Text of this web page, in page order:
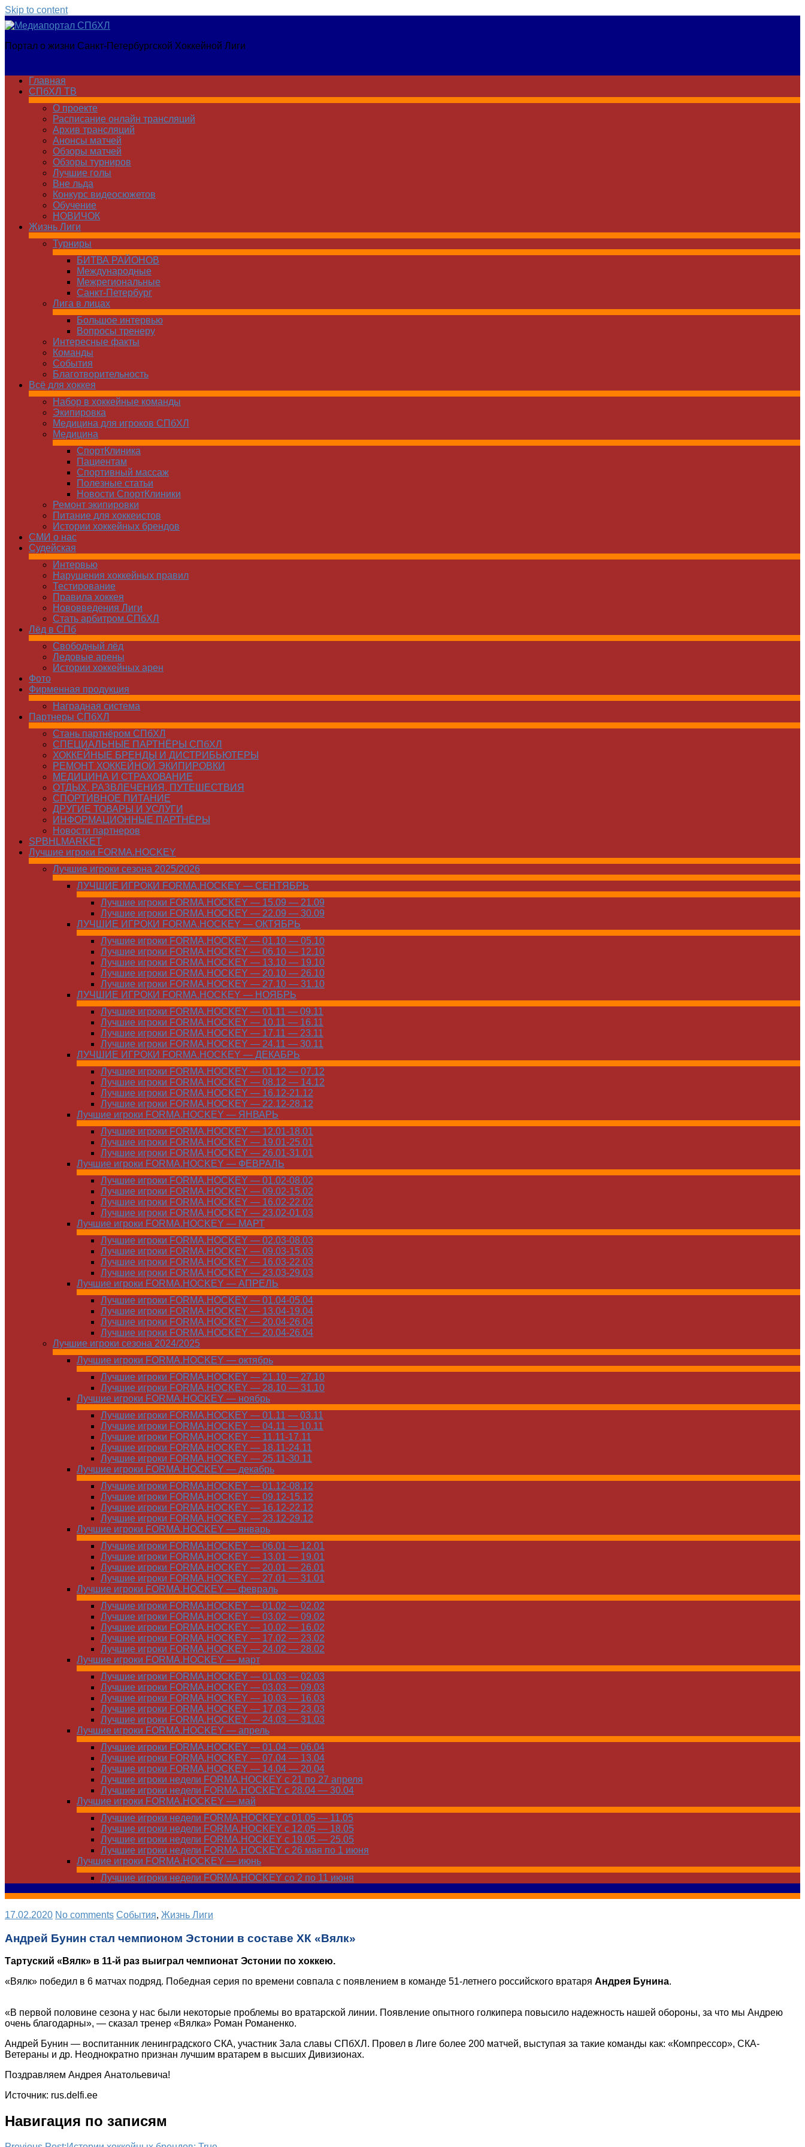
Skip to content
Медиапортал
Портал о жизни Санкт-Петербургской Хоккейной Лиги
Главная
СПбХЛ ТВ
О проекте
Расписание онлайн трансляций
Архив трансляций
Анонсы матчей
Обзоры матчей
Обзоры турниров
Лучшие голы
Вне льда
Конкурс видеосюжетов
Обучение
НОВИЧОК
Жизнь Лиги
Турниры
БИТВА РАЙОНОВ
Международные
Межрегиональные
Санкт-Петербург
Лига в лицах
Большое интервью
Вопросы тренеру
Интересные факты
Команды
Cобытия
Благотворительность
Всё для хоккея
Набор в хоккейные команды
Экипировка
Медицина для игроков СПбХЛ
Медицина
СпортКлиника
Пациентам
Спортивный массаж
Полезные статьи
Новости СпортКлиники
Ремонт экипировки
Питание для хоккеистов
Истории хоккейных брендов
СМИ о нас
Судейская
Интервью
Нарушения хоккейных правил
Тестирование
Правила хоккея
Нововведения Лиги
Стать арбитром СПбХЛ
Лёд в СПб
Свободный лёд
Ледовые арены
Истории хоккейных арен
Фото
Фирменная продукция
Наградная система
Партнеры СПбХЛ
Стань партнёром СПбХЛ
СПЕЦИАЛЬНЫЕ ПАРТНЁРЫ СПбХЛ
ХОККЕЙНЫЕ БРЕНДЫ И ДИСТРИБЬЮТЕРЫ
РЕМОНТ ХОККЕЙНОЙ ЭКИПИРОВКИ
МЕДИЦИНА И СТРАХОВАНИЕ
ОТДЫХ, РАЗВЛЕЧЕНИЯ, ПУТЕШЕСТВИЯ
СПОРТИВНОЕ ПИТАНИЕ
ДРУГИЕ ТОВАРЫ И УСЛУГИ
ИНФОРМАЦИОННЫЕ ПАРТНЁРЫ
Новости партнеров
SPBHLMARKET
Лучшие игроки FORMA.HOCKEY
Лучшие игроки сезона 2025/2026
ЛУЧШИЕ ИГРОКИ FORMA.HOCKEY — СЕНТЯБРЬ
Лучшие игроки FORMA.HOCKEY — 15.09 — 21.09
Лучшие игроки FORMA.HOCKEY — 22.09 — 30.09
ЛУЧШИЕ ИГРОКИ FORMA.HOCKEY — ОКТЯБРЬ
Лучшие игроки FORMA.HOCKEY — 01.10 — 05.10
Лучшие игроки FORMA.HOCKEY — 06.10 — 12.10
Лучшие игроки FORMA.HOCKEY — 13.10 — 19.10
Лучшие игроки FORMA.HOCKEY — 20.10 — 26.10
Лучшие игроки FORMA.HOCKEY — 27.10 — 31.10
ЛУЧШИЕ ИГРОКИ FORMA.HOCKEY — НОЯБРЬ
Лучшие игроки FORMA.HOCKEY — 01.11 — 09.11
Лучшие игроки FORMA.HOCKEY — 10.11 — 16.11
Лучшие игроки FORMA.HOCKEY — 17.11 — 23.11
Лучшие игроки FORMA.HOCKEY — 24.11 — 30.11
ЛУЧШИЕ ИГРОКИ FORMA.HOCKEY — ДЕКАБРЬ
Лучшие игроки FORMA.HOCKEY — 01.12 — 07.12
Лучшие игроки FORMA.HOCKEY — 08.12 — 14.12
Лучшие игроки FORMA.HOCKEY — 16.12-21.12
Лучшие игроки FORMA.HOCKEY — 22.12-28.12
Лучшие игроки FORMA.HOCKEY — ЯНВАРЬ
Лучшие игроки FORMA.HOCKEY — 12.01-18.01
Лучшие игроки FORMA.HOCKEY — 19.01-25.01
Лучшие игроки FORMA.HOCKEY — 26.01-31.01
Лучшие игроки FORMA.HOCKEY — ФЕВРАЛЬ
Лучшие игроки FORMA.HOCKEY — 01.02-08.02
Лучшие игроки FORMA.HOCKEY — 09.02-15.02
Лучшие игроки FORMA.HOCKEY — 16.02-22.02
Лучшие игроки FORMA.HOCKEY — 23.02-01.03
Лучшие игроки FORMA.HOCKEY — МАРТ
Лучшие игроки FORMA.HOCKEY — 02.03-08.03
Лучшие игроки FORMA.HOCKEY — 09.03-15.03
Лучшие игроки FORMA.HOCKEY — 16.03-22.03
Лучшие игроки FORMA.HOCKEY — 23.03-29.03
Лучшие игроки FORMA.HOCKEY — АПРЕЛЬ
Лучшие игроки FORMA.HOCKEY — 01.04-05.04
Лучшие игроки FORMA.HOCKEY — 13.04-19.04
Лучшие игроки FORMA.HOCKEY — 20.04-26.04
Лучшие игроки FORMA.HOCKEY — 20.04-26.04
Лучшие игроки сезона 2024/2025
Лучшие игроки FORMA.HOCKEY — октябрь
Лучшие игроки FORMA.HOCKEY — 21.10 — 27.10
Лучшие игроки FORMA.HOCKEY — 28.10 — 31.10
Лучшие игроки FORMA.HOCKEY — ноябрь
Лучшие игроки FORMA.HOCKEY — 01.11 — 03.11
Лучшие игроки FORMA.HOCKEY — 04.11 — 10.11
Лучшие игроки FORMA.HOCKEY — 11.11-17.11
Лучшие игроки FORMA.HOCKEY — 18.11-24.11
Лучшие игроки FORMA.HOCKEY — 25.11-30.11
Лучшие игроки FORMA.HOCKEY — декабрь
Лучшие игроки FORMA.HOCKEY — 01.12-08.12
Лучшие игроки FORMA.HOCKEY — 09.12-15.12
Лучшие игроки FORMA.HOCKEY — 16.12-22.12
Лучшие игроки FORMA.HOCKEY — 23.12-29.12
Лучшие игроки FORMA.HOCKEY — январь
Лучшие игроки FORMA.HOCKEY — 06.01 — 12.01
Лучшие игроки FORMA.HOCKEY — 13.01 — 19.01
Лучшие игроки FORMA.HOCKEY — 20.01 — 26.01
Лучшие игроки FORMA.HOCKEY — 27.01 — 31.01
Лучшие игроки FORMA.HOCKEY — февраль
Лучшие игроки FORMA.HOCKEY — 01.02 — 02.02
Лучшие игроки FORMA.HOCKEY — 03.02 — 09.02
Лучшие игроки FORMA.HOCKEY — 10.02 — 16.02
Лучшие игроки FORMA.HOCKEY — 17.02 — 23.02
Лучшие игроки FORMA.HOCKEY — 24.02 — 28.02
Лучшие игроки FORMA.HOCKEY — март
Лучшие игроки FORMA.HOCKEY — 01.03 — 02.03
Лучшие игроки FORMA.HOCKEY — 03.03 — 09.03
Лучшие игроки FORMA.HOCKEY — 10.03 — 16.03
Лучшие игроки FORMA.HOCKEY — 17.03 — 23.03
Лучшие игроки FORMA.HOCKEY — 24.03 — 31.03
Лучшие игроки FORMA.HOCKEY — апрель
Лучшие игроки FORMA.HOCKEY — 01.04 — 06.04
Лучшие игроки FORMA.HOCKEY — 07.04 — 13.04
Лучшие игроки FORMA.HOCKEY — 14.04 — 20.04
Лучшие игроки недели FORMA.HOCKEY с 21 по 27 апреля
Лучшие игроки недели FORMA.HOCKEY с 28.04 — 30.04
Лучшие игроки FORMA.HOCKEY — май
Лучшие игроки недели FORMA.HOCKEY с 01.05 — 11.05
Лучшие игроки недели FORMA.HOCKEY с 12.05 — 18.05
Лучшие игроки недели FORMA.HOCKEY с 19.05 — 25.05
Лучшие игроки недели FORMA.HOCKEY с 26 мая по 1 июня
Лучшие игроки FORMA.HOCKEY — июнь
Лучшие игроки недели FORMA.HOCKEY со 2 по 11 июня
17.02.2020 No comments Cобытия, Жизнь Лиги
Андрей Бунин стал чемпионом Эстонии в составе ХК «Вялк»
Тартуский «Вялк» в 11-й раз выиграл чемпионат Эстонии по хоккею.
«Вялк» победил в 6 матчах подряд. Победная серия по времени совпала с появлением в команде 51-летнего российского вратаря Андрея Бунина.
«В первой половине сезона у нас были некоторые проблемы во вратарской линии. Появление опытного голкипера повысило надежность нашей обороны, за что мы Андрею
очень благодарны», — сказал тренер «Вялка» Роман Романенко.
Андрей Бунин — воспитанник ленинградского СКА, участник Зала славы СПбХЛ. Провел в Лиге более 200 матчей, выступая за такие команды как: «Компрессор», СКА-
Ветераны и др. Неоднократно признан лучшим вратарем в высших Дивизионах.
Поздравляем Андрея Анатольевича!
Источник: rus.delfi.ee
Навигация по записям